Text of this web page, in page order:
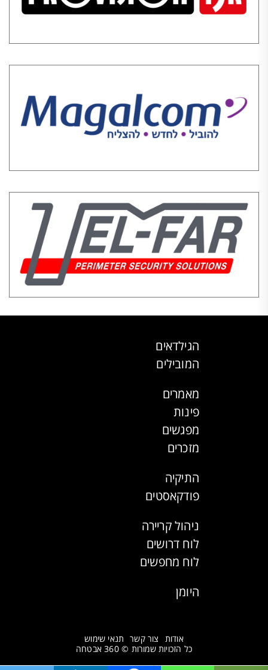
הגילדאים
המובילים
מאמרים
פינות
מפגשים
מזכרים
התיקיה
פודקאסטים
ניהול קריירה
לוח דרושים
לוח מחפשים
היומן
אודות צור קשר תנאי שימוש
כל הזכויות שמורות © 360 אבטחה